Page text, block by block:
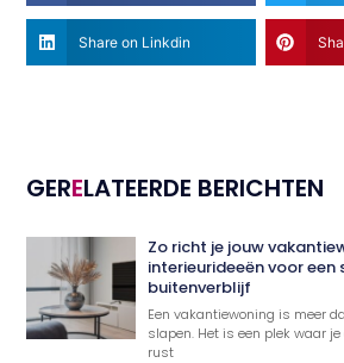
Share on Linkdin
GERELATEERDE BERICHTEN
Zo richt je jouw
interieurideeën voor een
buitenverblijf
Een vakantiewoning is meer
slapen. Het is een plek waar
rust